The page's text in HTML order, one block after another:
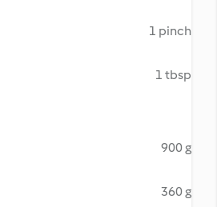
1 pinch
1 tbsp
900 g
360 g